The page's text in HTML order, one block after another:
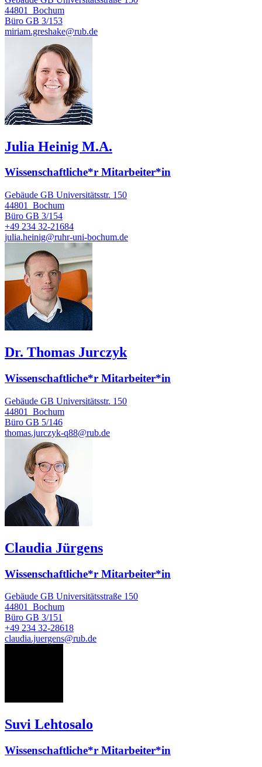
44801
Bochum
Büro GB 3/153
miriam.greshake@rub.de
Julia Heinig M.A.
Wissenschaftliche*r Mitarbeiter*in
Gebäude GB Universitätsstr. 150
44801
Bochum
Büro GB 3/154
+49 234 32-21684
julia.heinig@ruhr-uni-bochum.de
Dr. Thomas Jurczyk
Wissenschaftliche*r Mitarbeiter*in
Gebäude GB Universitätsstr. 150
44801
Bochum
Büro GB 5/146
thomas.jurczyk-q88@rub.de
Claudia Jürgens
Wissenschaftliche*r Mitarbeiter*in
Gebäude GB Universitätsstraße 150
44801
Bochum
Büro GB 3/151
+49 234 32-28618
claudia.juergens@rub.de
Suvi Lehtosalo
Wissenschaftliche*r Mitarbeiter*in